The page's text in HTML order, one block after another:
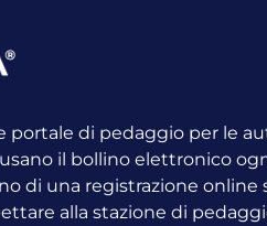
portale di pedaggio per le
il bollino elettronico
di una registrazione online
alla stazione di